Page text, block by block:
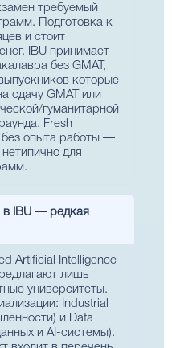
требуемый
Подготовка к
и стоит
IBU принимает
без GMAT,
которые
сдачу GMAT или
гуманитарной
Fresh
опыта работы —
для
в IBU — редкая
Artificial Intelligence
лишь
университеты.
Industrial
и Data
и AI-системы).